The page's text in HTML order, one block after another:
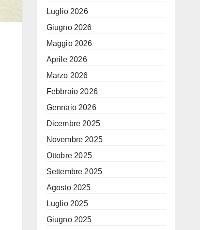
Luglio 2026
Giugno 2026
Maggio 2026
Aprile 2026
Marzo 2026
Febbraio 2026
Gennaio 2026
Dicembre 2025
Novembre 2025
Ottobre 2025
Settembre 2025
Agosto 2025
Luglio 2025
Giugno 2025